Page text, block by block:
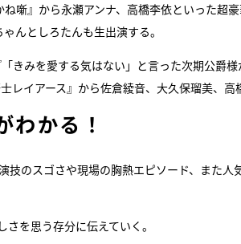
噺』から永瀬アンナ、高橋李依といった超
んとしろたんも生出演する。
きみを愛する気はない」と言った次期公爵
イアース』から佐倉綾音、大久保瑠美、高
かる！
のスゴさや現場の胸熱エピソード、また人
を思う存分に伝えていく。